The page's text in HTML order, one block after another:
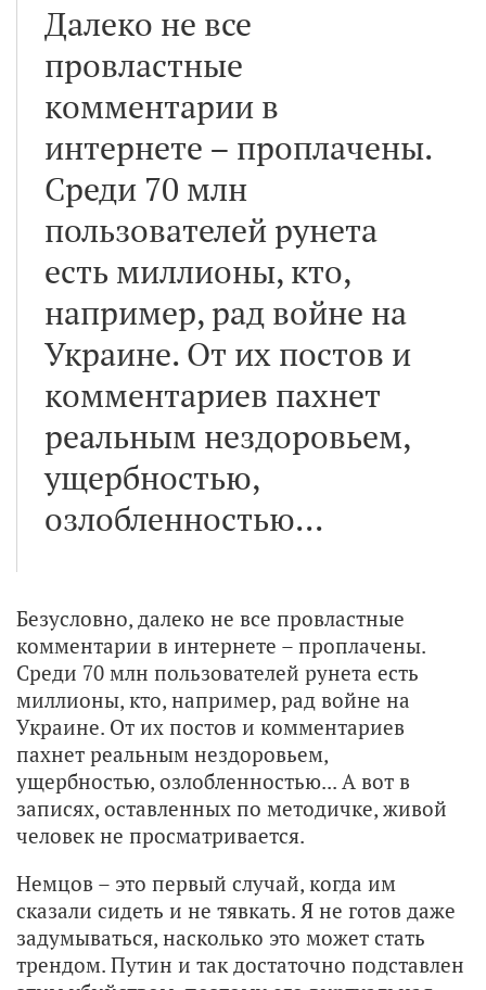
Далеко не все
провластные
комментарии в
интернете – проплачены.
Среди 70 млн
пользователей рунета
есть миллионы, кто,
например, рад войне на
Украине. От их постов и
комментариев пахнет
реальным нездоровьем,
ущербностью,
озлобленностью...
Безусловно, далеко не все провластные
комментарии в интернете – проплачены.
Среди 70 млн пользователей рунета есть
миллионы, кто, например, рад войне на
Украине. От их постов и комментариев
пахнет реальным нездоровьем,
ущербностью, озлобленностью... А вот в
записях, оставленных по методичке, живой
человек не просматривается.
Немцов – это первый случай, когда им
сказали сидеть и не тявкать. Я не готов даже
задумываться, насколько это может стать
трендом. Путин и так достаточно подставлен